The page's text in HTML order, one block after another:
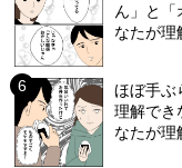
ん」と
なたが理
ほぼ手ぶ
理解でき
なたが理